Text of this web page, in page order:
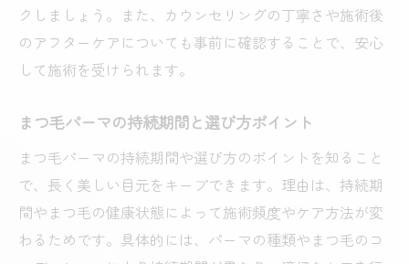
クしましょう。また、カウンセリングの丁寧さや施術後
のアフターケアについても事前に確認することで、安心
して施術を受けられます。
まつ毛パーマの持続期間と選び方ポイント
まつ毛パーマの持続期間や選び方のポイントを知ること
で、長く美しい目元をキープできます。理由は、持続期
間やまつ毛の健康状態によって施術頻度やケア方法が変
わるためです。具体的には、パーマの種類やまつ毛のコ